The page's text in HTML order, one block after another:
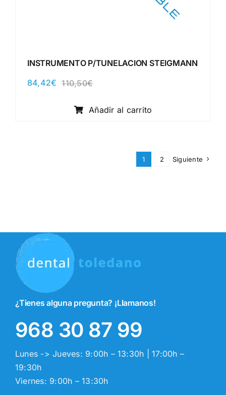
INSTRUMENTO P/TUNELACION STEIGMANN
110,50€El
original
era:
84,42€
El
actual
es:
Añadir al carrito
1 2 Siguiente
¿Tienes alguna pregunta? ¡Llamanos!
968 30 87 99
Lunes -> Jueves: 9:00h – 13:30h | 17:00h –
19:30h
Viernes: 9:00h – 13:30h